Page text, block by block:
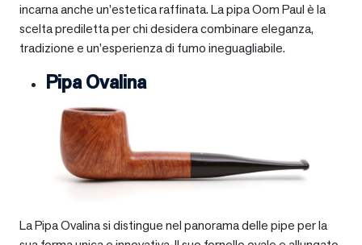
incarna anche un’estetica raffinata. La pipa Oom Paul è la
scelta prediletta per chi desidera combinare eleganza,
tradizione e un’esperienza di fumo ineguagliabile.
Pipa Ovalina
La Pipa Ovalina si distingue nel panorama delle pipe per la